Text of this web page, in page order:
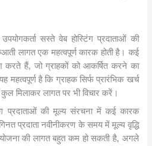
सस्ते वेब होस्टिंग प्रदाताओं की
लागत एक महत्वपूर्ण कारक होती है। कई
करते हैं, जो ग्राहकों को आकर्षित करने का
महत्वपूर्ण है कि ग्राहक सिर्फ प्रारंभिक खर्च
मिलाकर लागत पर भी विचार करें।
प्रदाताओं की मूल्य संरचना में कई कारक
प्रदाता नवीनीकरण के समय में मूल्य वृद्धि
की लागत बहुत कम हो सकती है, अगले